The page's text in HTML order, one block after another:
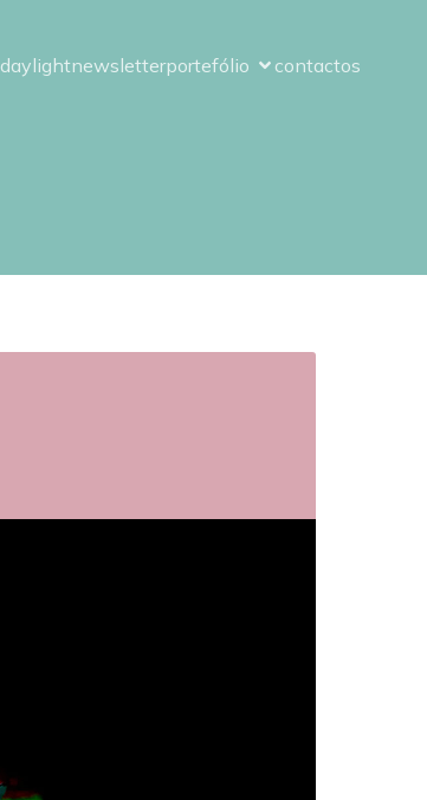
daylightnewsletterportefólio contactos